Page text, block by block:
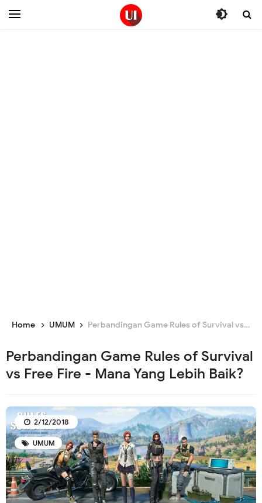
Home UMUM Perbandingan Game Rules of Survival vs Free Fire - Mana Yang Lebih Baik?
Perbandingan Game Rules of Survival
vs Free Fire - Mana Yang Lebih Baik?
UMUM
2/12/2018